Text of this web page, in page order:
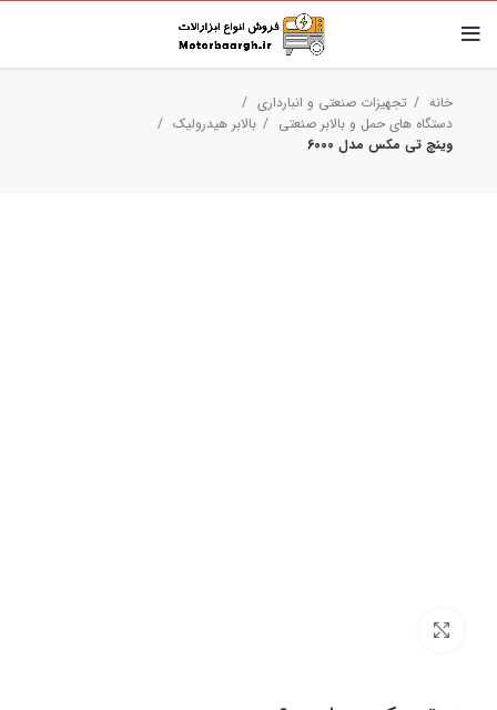
خانه
تجهیزات صنعتی و انبارداری
دستگاه های حمل و بالابر صنعتی
بالابر هیدرولیک
وینچ تی مکس مدل 6000